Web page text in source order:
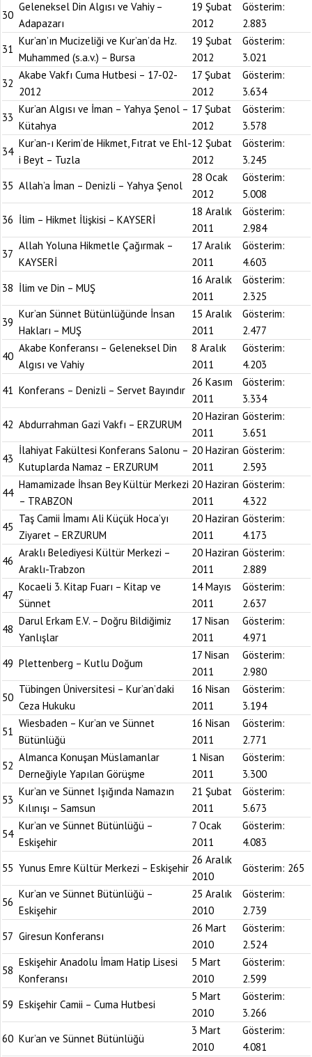
30
Geleneksel Din Algısı ve Vahiy –
Adapazarı
19 Şubat
2012
Gösterim:
2.883
31
Kur’an’ın Mucizeliği ve Kur’an’da Hz.
Muhammed (s.a.v.) – Bursa
19 Şubat
2012
Gösterim:
3.021
32
Akabe Vakfı Cuma Hutbesi – 17-02-
2012
17 Şubat
2012
Gösterim:
3.634
33
Kur’an Algısı ve İman – Yahya Şenol –
Kütahya
17 Şubat
2012
Gösterim:
3.578
34
Kur’an-ı Kerim’de Hikmet, Fıtrat ve Ehl-
i Beyt – Tuzla
12 Şubat
2012
Gösterim:
3.245
35 Allah’a İman – Denizli – Yahya Şenol
28 Ocak
2012
Gösterim:
5.008
36 İlim – Hikmet İlişkisi – KAYSERİ
18 Aralık
2011
Gösterim:
2.984
37
Allah Yoluna Hikmetle Çağırmak –
KAYSERİ
17 Aralık
2011
Gösterim:
4.603
38 İlim ve Din – MUŞ
16 Aralık
2011
Gösterim:
2.325
39
Kur’an Sünnet Bütünlüğünde İnsan
Hakları – MUŞ
15 Aralık
2011
Gösterim:
2.477
40
Akabe Konferansı – Geleneksel Din
Algısı ve Vahiy
8 Aralık
2011
Gösterim:
4.203
41 Konferans – Denizli – Servet Bayındır
26 Kasım
2011
Gösterim:
3.334
42 Abdurrahman Gazi Vakfı – ERZURUM
20 Haziran
2011
Gösterim:
3.651
43
İlahiyat Fakültesi Konferans Salonu –
Kutuplarda Namaz – ERZURUM
20 Haziran
2011
Gösterim:
2.593
44
Hamamizade İhsan Bey Kültür Merkezi
– TRABZON
20 Haziran
2011
Gösterim:
4.322
45
Taş Camii İmamı Ali Küçük Hoca’yı
Ziyaret – ERZURUM
20 Haziran
2011
Gösterim:
4.173
46
Araklı Belediyesi Kültür Merkezi –
Araklı-Trabzon
20 Haziran
2011
Gösterim:
2.889
47
Kocaeli 3. Kitap Fuarı – Kitap ve
Sünnet
14 Mayıs
2011
Gösterim:
2.637
48
Darul Erkam E.V. – Doğru Bildiğimiz
Yanlışlar
17 Nisan
2011
Gösterim:
4.971
49 Plettenberg – Kutlu Doğum
17 Nisan
2011
Gösterim:
2.980
50
Tübingen Üniversitesi – Kur’an’daki
Ceza Hukuku
16 Nisan
2011
Gösterim:
3.194
51
Wiesbaden – Kur’an ve Sünnet
Bütünlüğü
16 Nisan
2011
Gösterim:
2.771
52
Almanca Konuşan Müslamanlar
Derneğiyle Yapılan Görüşme
1 Nisan
2011
Gösterim:
3.300
53
Kur’an ve Sünnet Işığında Namazın
Kılınışı – Samsun
21 Şubat
2011
Gösterim:
5.673
54
Kur’an ve Sünnet Bütünlüğü –
Eskişehir
7 Ocak
2011
Gösterim:
4.083
55 Yunus Emre Kültür Merkezi – Eskişehir
26 Aralık
2010
Gösterim: 265
56
Kur’an ve Sünnet Bütünlüğü –
Eskişehir
25 Aralık
2010
Gösterim:
2.739
57 Giresun Konferansı
26 Mart
2010
Gösterim:
2.524
58
Eskişehir Anadolu İmam Hatip Lisesi
Konferansı
5 Mart
2010
Gösterim:
2.599
59 Eskişehir Camii – Cuma Hutbesi
5 Mart
2010
Gösterim:
3.266
60 Kur’an ve Sünnet Bütünlüğü
3 Mart
2010
Gösterim:
4.081